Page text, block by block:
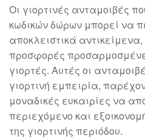
Οι γιορτινές ανταμοιβές
κωδικών δώρων μπορεί να
αποκλειστικά αντικείμενα,
προσφορές
γιορτές. Αυτές οι
γιορτινή εμπειρία,
μοναδικές ευκαιρίες να
περιεχόμενο και
της γιορτινής περιόδου.